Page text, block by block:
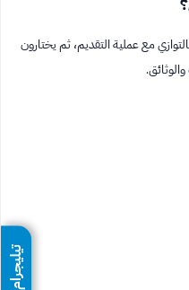
مع عملية التقديم، ثم يختارون
تيليجرام